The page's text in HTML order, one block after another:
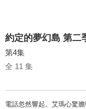
約定的夢幻島 第二
第4集
全 11 集
電話忽然響起。艾瑪心驚